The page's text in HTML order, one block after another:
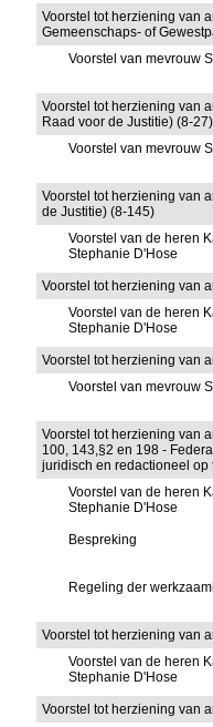
Voorstel tot herziening van
Gemeenschaps- of
Voorstel van mevrouw
Voorstel tot herziening van
Raad voor de Justitie) (8-27)
Voorstel van mevrouw
Voorstel tot herziening van
de Justitie) (8-145)
Voorstel van de heren
Stephanie D'Hose
Voorstel tot herziening van
Voorstel van de heren
Stephanie D'Hose
Voorstel tot herziening van
Voorstel van mevrouw
Voorstel tot herziening van
100, 143,§2 en 198 -
juridisch en redactioneel op
Voorstel van de heren
Stephanie D'Hose
Bespreking
Regeling der
Voorstel tot herziening van
Voorstel van de heren
Stephanie D'Hose
Voorstel tot herziening van